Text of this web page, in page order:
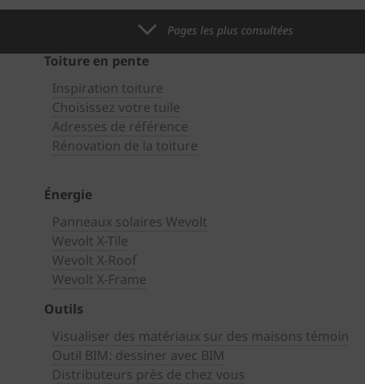
Pages les plus consultées
Toiture en pente
Inspiration toiture
Choisissez votre tuile
Adresses de référence
Rénovation de la toiture
Énergie
Panneaux solaires Wevolt
Wevolt X-Tile
Wevolt X-Roof
Wevolt X-Frame
Outils
Visualiser des matériaux sur des maisons témoin
Outil BIM: dessiner avec BIM
Distributeurs près de chez vous